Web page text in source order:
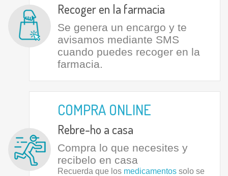
Recoger en la farmacia
Se genera un encargo y te
avisamos mediante SMS
cuando puedes recoger en la
farmacia.
COMPRA ONLINE
Rebre-ho a casa
Compra lo que necesites y
recibelo en casa
Recuerda que los medicamentos solo se